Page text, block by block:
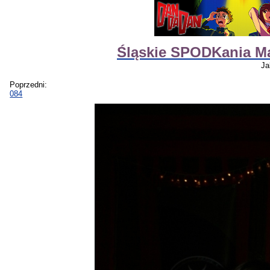
Śląskie SPODKania
Poprzedni:
084